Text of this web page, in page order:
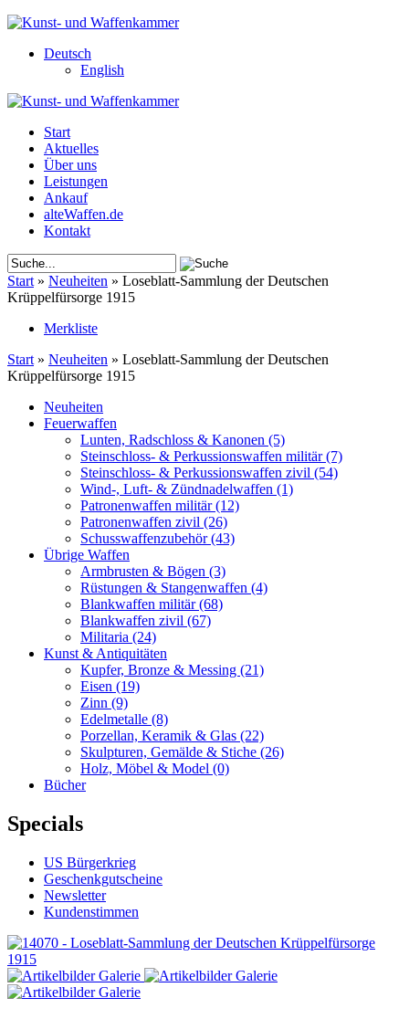
Deutsch
English
Start
Aktuelles
Über uns
Leistungen
Ankauf
alteWaffen.de
Kontakt
Start » Neuheiten » Loseblatt-Sammlung der Deutschen
Krüppelfürsorge 1915
Merkliste
Start » Neuheiten » Loseblatt-Sammlung der Deutschen
Krüppelfürsorge 1915
Neuheiten
Feuerwaffen
Lunten, Radschloss & Kanonen (5)
Steinschloss- & Perkussionswaffen militär(7)
Steinschloss- & Perkussionswaffen zivil (54)
Wind-, Luft- & Zündnadelwaffen (1)
Patronenwaffen militär(12)
Patronenwaffen zivil (26)
Schusswaffenzubehör(43)
Übrige Waffen
Armbrusten & Bögen (3)
Rüstungen & Stangenwaffen (4)
Blankwaffen militär(68)
Blankwaffen zivil (67)
Militaria (24)
Kunst & Antiquitäten
Kupfer, Bronze & Messing (21)
Eisen (19)
Zinn (9)
Edelmetalle (8)
Porzellan, Keramik & Glas (22)
Skulpturen, Gemälde & Stiche (26)
Holz, Möbel & Model (0)
Bücher
Specials
US Bürgerkrieg
Geschenkgutscheine
Newsletter
Kundenstimmen